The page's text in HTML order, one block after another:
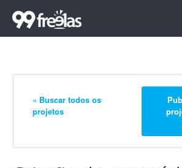
« Buscar todos os
projetos